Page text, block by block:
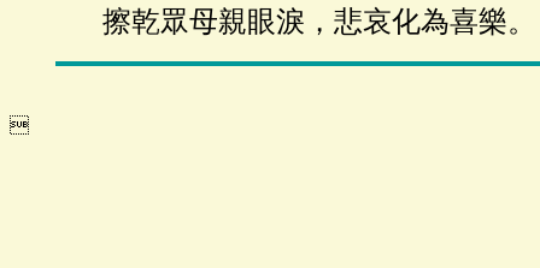
擦乾眾母親眼淚，悲哀化為喜樂。
